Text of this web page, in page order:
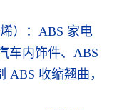
）：ABS 家电
车内饰件、ABS
ABS 收缩翘曲，